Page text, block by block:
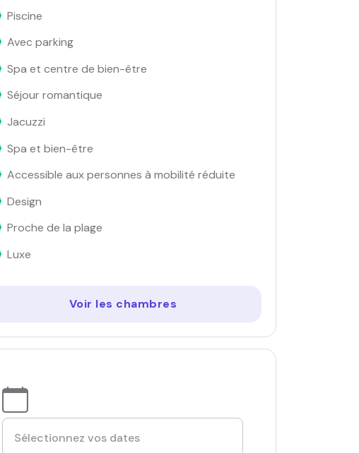
Piscine
Avec parking
Spa et centre de bien-être
Séjour romantique
Jacuzzi
Spa et bien-être
Accessible aux personnes à mobilité réduite
Design
Proche de la plage
Luxe
Voir les chambres